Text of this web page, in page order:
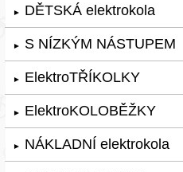
► DĚTSKÁ elektrokola
► S NÍZKÝM NÁSTUPEM
► ElektroTŘÍKOLKY
► ElektroKOLOBĚŽKY
► NÁKLADNÍ elektrokola